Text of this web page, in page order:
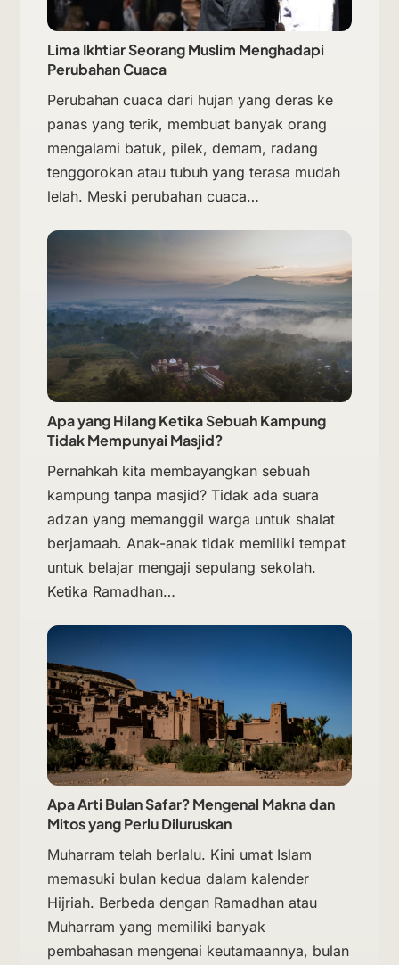
Lima Ikhtiar Seorang Muslim Menghadapi
Perubahan Cuaca
Perubahan cuaca dari hujan yang deras ke
panas yang terik, membuat banyak orang
mengalami batuk, pilek, demam, radang
tenggorokan atau tubuh yang terasa mudah
lelah. Meski perubahan cuaca…
Apa yang Hilang Ketika Sebuah Kampung
Tidak Mempunyai Masjid?
Pernahkah kita membayangkan sebuah
kampung tanpa masjid? Tidak ada suara
adzan yang memanggil warga untuk shalat
berjamaah. Anak-anak tidak memiliki tempat
untuk belajar mengaji sepulang sekolah.
Ketika Ramadhan…
Apa Arti Bulan Safar? Mengenal Makna dan
Mitos yang Perlu Diluruskan
Muharram telah berlalu. Kini umat Islam
memasuki bulan kedua dalam kalender
Hijriah. Berbeda dengan Ramadhan atau
Muharram yang memiliki banyak
pembahasan mengenai keutamaannya, bulan